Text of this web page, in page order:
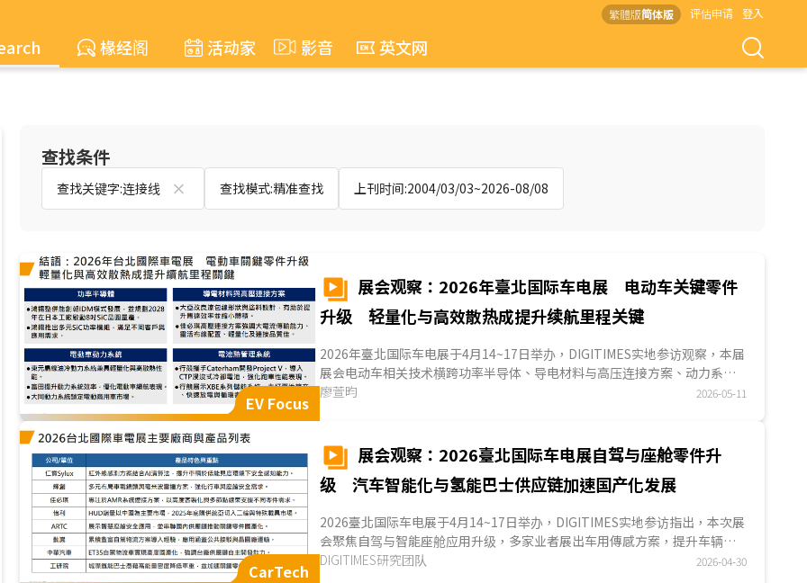
繁體版简体版 评估申请 登入
椽经阁 活动家 影音 英文网
查找条件
查找关键字:连接线 查找模式:精准查找 上刊时间:2004/03/03~2026-08/08
EV Focus
展会观察：2026年臺北国际车电展 电动车关键零件
升级 轻量化与高效散热成提升续航里程关键
2026年臺北国际车电展于4月14~17日举办，DIGITIMES实地参访观察，本届
展会电动车相关技术横跨功率半导体、导电材料与高压连接方案、动力系统
及电池热管理系统四大面向，各业者透过策略整并与关键技术升级，实现提
廖萱昀 2026-05-11
CarTech
展会观察：2026臺北国际车电展自驾与座舱零件升
级 汽车智能化与氢能巴士供应链加速国产化发展
2026臺北国际车电展于4月14~17日举办，DIGITIMES实地参访指出，本次展
会聚焦自驾与智能座舱应用升级，多家业者展出车用傳感方案，提升车辆安
全与环境感知能力；系统供应商则强化定位技术与自驾系统等整合能力，加
DIGITIMES研究团队 2026-04-30